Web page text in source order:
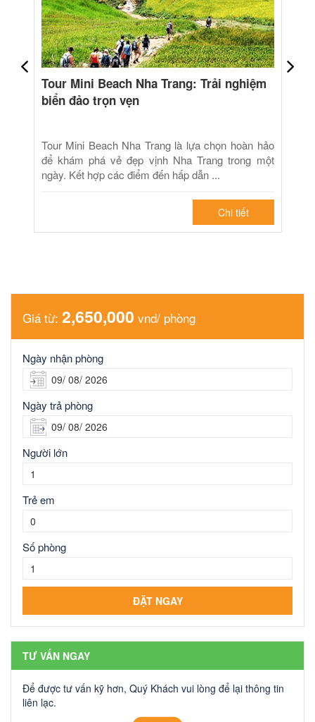
Tour Mini Beach Nha Trang: Trải nghiệm
biển đảo trọn vẹn
Tour Mini Beach Nha Trang là lựa chọn hoàn hảo
để khám phá vẻ đẹp vịnh Nha Trang trong một
ngày. Kết hợp các điểm đến hấp dẫn ...
Chi tiết
Giá từ: 2,650,000 vnd/ phòng
Ngày nhận phòng
Ngày trả phòng
Người lớn
Trẻ em
Số phòng
TƯ VẤN NGAY
Để được tư vấn kỹ hơn, Quý Khách vui lòng để lại thông tin
liên lạc.